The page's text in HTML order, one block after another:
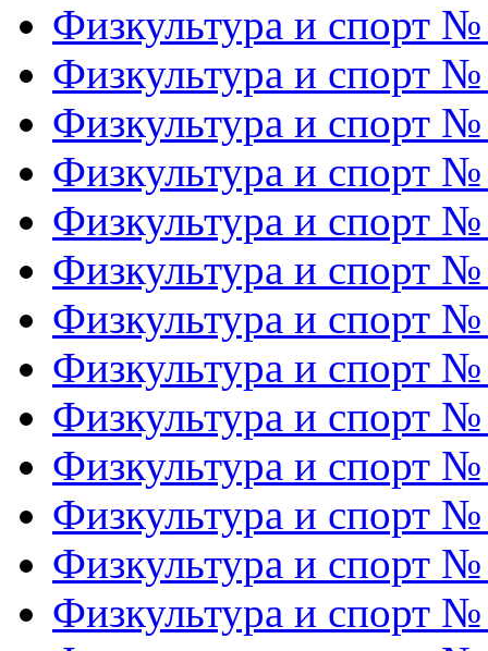
Физкультура и спорт
Физкультура и спорт
Физкультура и спорт
Физкультура и спорт
Физкультура и спорт
Физкультура и спорт
Физкультура и спорт
Физкультура и спорт
Физкультура и спорт
Физкультура и спорт
Физкультура и спорт
Физкультура и спорт
Физкультура и спорт